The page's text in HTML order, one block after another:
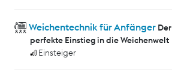
Weichentechnik für Anfänger Der
perfekte Einstieg in die Weichenwelt
Einsteiger